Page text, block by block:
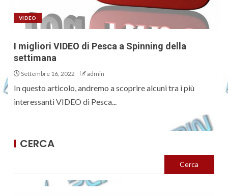
VIDEO
I migliori VIDEO di Pesca a Spinning della
settimana
Settembre 16, 2022 admin
In questo articolo, andremo a scoprire alcuni tra i più
interessanti VIDEO di Pesca...
CERCA
Cerca